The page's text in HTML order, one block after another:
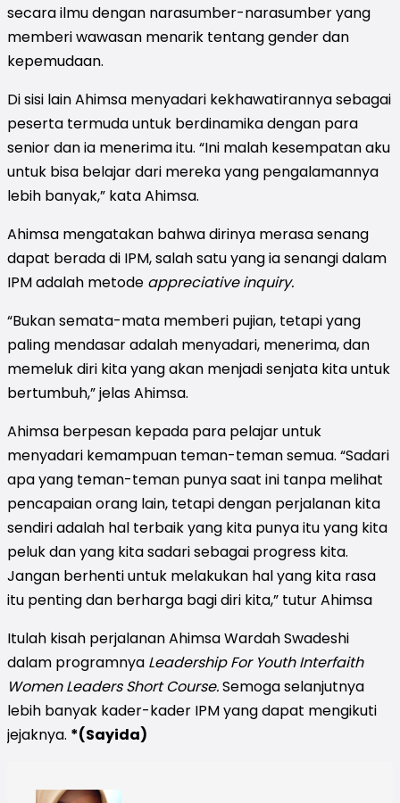
secara ilmu dengan narasumber-narasumber yang
memberi wawasan menarik tentang genderdan
kepemudaan.
Di sisi lain Ahimsa menyadari kekhawatirannya sebagai
peserta termuda untuk berdinamika dengan para
senior dan ia menerima itu. “Ini malah kesempatan aku
untuk bisa belajar dari mereka yang pengalamannya
lebih banyak,” kata Ahimsa.
Ahimsa mengatakan bahwa dirinya merasa senang
dapat berada di IPM, salah satu yang ia senangi dalam
IPM adalah metode appreciative inquiry.
“Bukan semata-mata memberi pujian, tetapi yang
paling mendasar adalah menyadari, menerima, dan
memeluk diri kita yang akan menjadi senjata kita untuk
bertumbuh,” jelas Ahimsa.
Ahimsa berpesan kepada para pelajar untuk
menyadari kemampuan teman-teman semua. “Sadari
apa yang teman-teman punya saat ini tanpa melihat
pencapaian orang lain, tetapi dengan perjalanan kita
sendiri adalah hal terbaik yang kita punya itu yang kita
peluk dan yang kita sadari sebagai progress kita.
Jangan berhenti untuk melakukan hal yang kita rasa
itu penting dan berharga bagi diri kita,” tutur Ahimsa
Itulah kisah perjalanan AhimsaWardah Swadeshi
dalam programnya Leadership For Youth Interfaith
Women Leaders Short Course.Semoga selanjutnya
lebih banyak kader-kader IPM yang dapat mengikuti
jejaknya. *(Sayida)